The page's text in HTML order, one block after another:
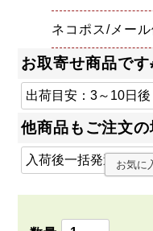
ネコポス/メー
お取寄せ商品です
(
他商品もご注文
お気に